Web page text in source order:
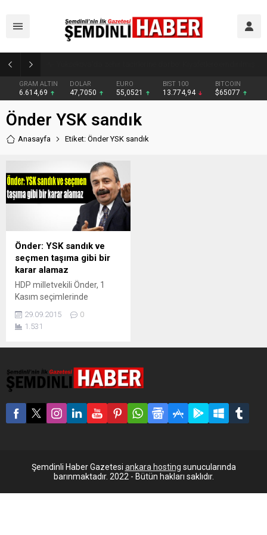
GRAM ALTIN
6.614,69
DOLAR
47,7050
EURO
55,0521
BIST 100
13.774,94
BITCOIN
$65077
Önder YSK sandık
Anasayfa Etiket: Önder YSK sandık
Önder: YSK sandık ve
seçmen taşıma gibi bir
karar alamaz
HDP milletvekili Önder, 1
Kasım seçimlerinde
“Sandık taşıma başvurusu,
Yüksek Seçim Kurulu’nun
tarafsızlığı gibi bir çok
meseleyi de tartışmaya
açar” dedi. Önder, YSK’nın
kararına göre tutum
belirleyeceklerini söyledi.
Genel...
29.09.2015
0
1.531
Şemdinli Haber Gazetesi ankara hosting sunucularında
barınmaktadır. 2022 - Bütün hakları saklıdır.